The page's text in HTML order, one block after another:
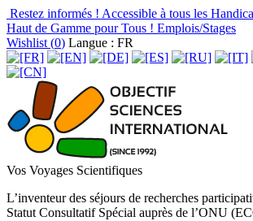
Restez informés ! Accessible à tous les
Haut de Gamme pour Tous ! Emplois/Stages
Wishlist (0) Langue : FR
Vos Voyages Scientifiques
L’inventeur des séjours de recherches
Statut Consultatif Spécial auprès de l’ONU